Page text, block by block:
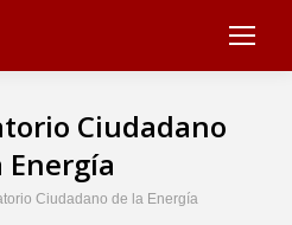
Ciudadano
Energía
Ciudadano de la Energía